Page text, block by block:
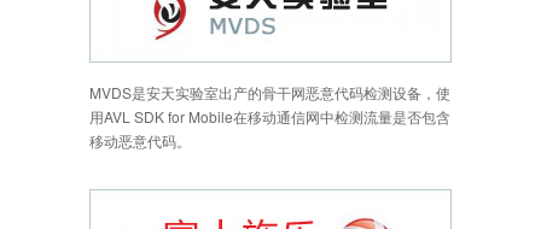
MVDS是安天实验室出产的骨干网恶意代码检测设备，使
用AVL SDK for Mobile在移动通信网中检测流量是否包含
移动恶意代码。